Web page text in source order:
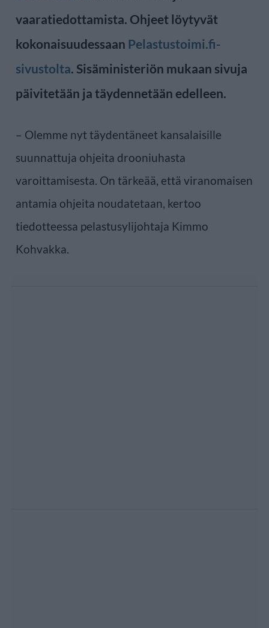
vaaratiedottamista. Ohjeet löytyvät
kokonaisuudessaan Pelastustoimi.fi-
sivustolta. Sisäministeriön mukaan sivuja
päivitetään ja täydennetään edelleen.
– Olemme nyt täydentäneet kansalaisille
suunnattuja ohjeita drooniuhasta
varoittamisesta. On tärkeää, että viranomaisen
antamia ohjeita noudatetaan, kertoo
tiedotteessa pelastusylijohtaja Kimmo
Kohvakka.